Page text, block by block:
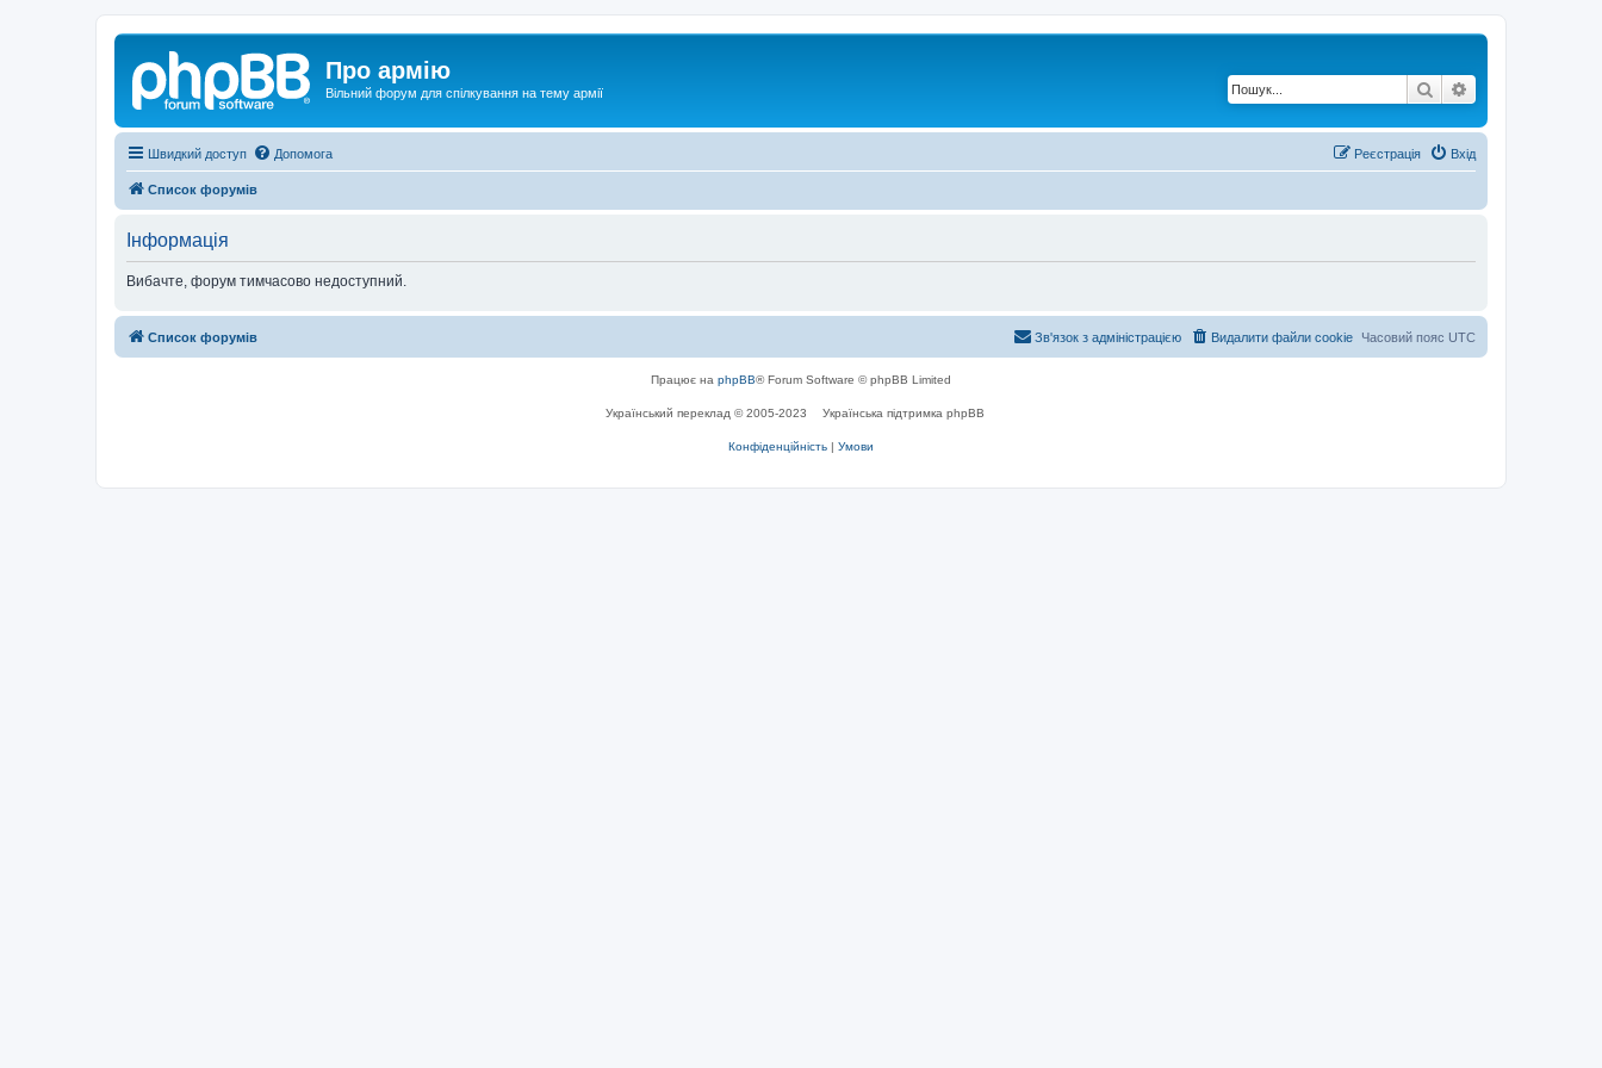
Про армію
Вільний форум для спілкування на тему армії Пошук
Швидкий доступ Допомога Вхід
Реєстрація
Список форумів
Інформація
Вибачте, форум тимчасово недоступний.
Список форумів Часовий пояс UTC
Видалити файли cookie
Зв'язок з адміністрацією
Працює на phpBB® Forum Software © phpBB Limited
Український переклад © 2005-2023 Українська підтримка phpBB
Конфіденційність | Умови